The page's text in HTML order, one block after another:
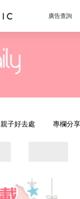
廣告查詢
親子好去處 專欄分享